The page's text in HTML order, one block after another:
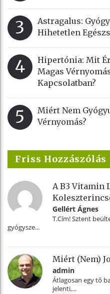
3
Astragalus:
Hihetetlen
4
Hipertónia: Mit
Magas
Kapcsolatban?
5
Miért Nem
Vérnyomás?
Friss Hozzászólás
A B3 Vitamin
Gellért Ágnes
T.Cím! Sztent
gyógysze...
Miért (nem)
admin
Átlagosan egy tő
jelenti,...